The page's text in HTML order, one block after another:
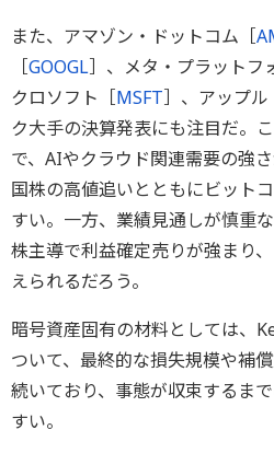
また、アマゾン・ドットコム［
［GOOGL］、メタ・プラットフ
クロソフト［MSFT］、アップル
ク大手の決算発表にも注目だ。
で、AIやクラウド関連需要の強
国株の高値追いとともにビット
すい。一方、業績見通しが慎重
株主導で利益確定売りが強まり
えられるだろう。
暗号資産固有の材料としては、
ついて、最終的な損失規模や補
続いており、事態が収束するま
すい。